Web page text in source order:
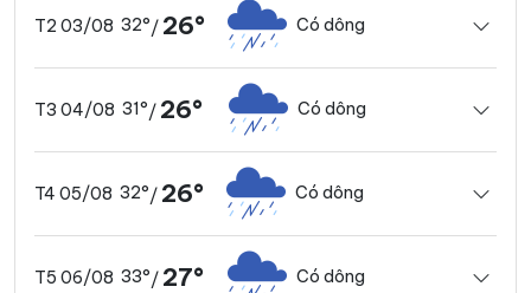
T2 03/08 32°/ 26° Có dông
T3 04/08 31°/ 26° Có dông
T4 05/08 32°/ 26° Có dông
T5 06/08 33°/ 27° Có dông